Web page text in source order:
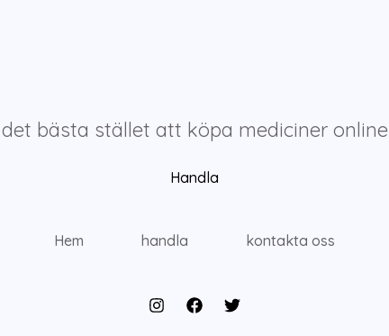
det bästa stället att köpa mediciner online
Handla
Hem handla kontakta oss